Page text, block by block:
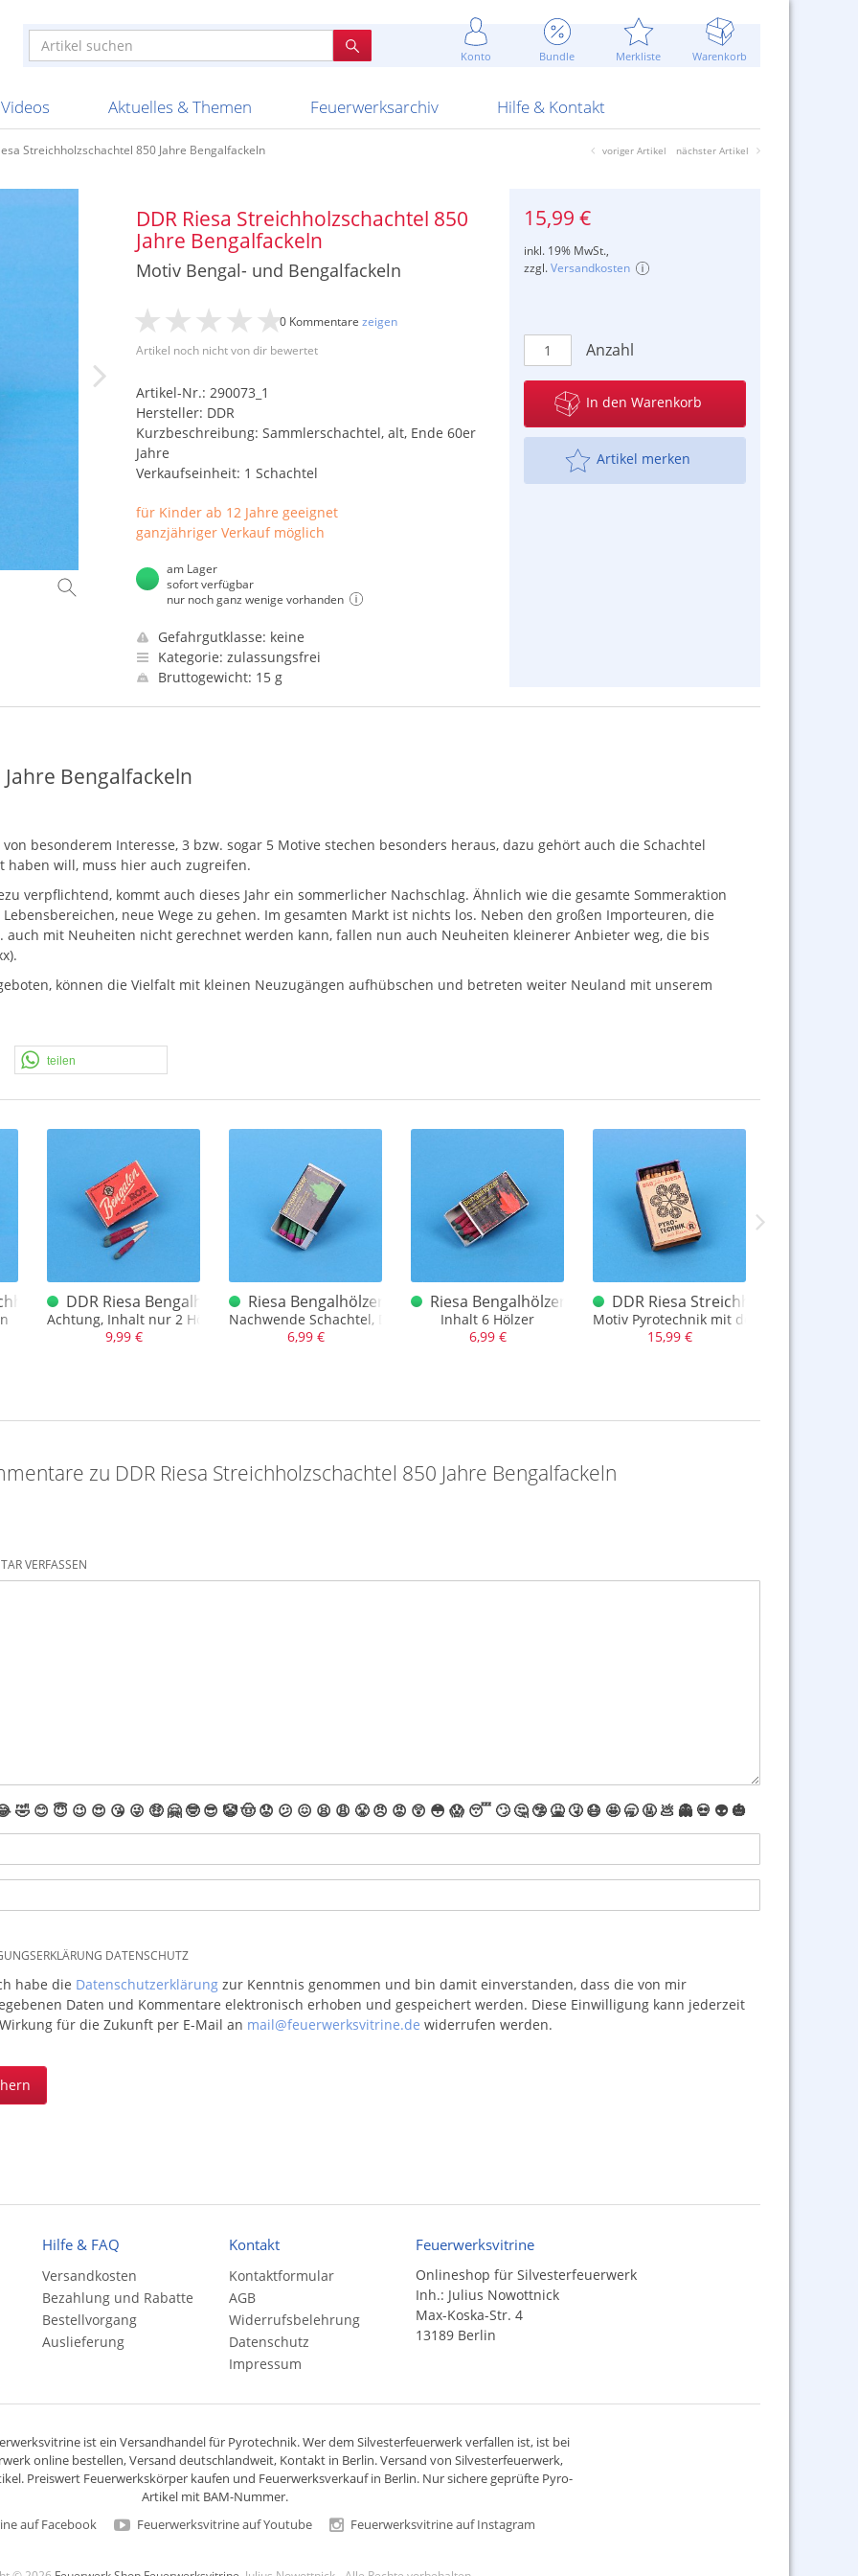
Konto Bundle Merkliste Warenkorb
Schallerzeuger P1
Feuerwerk T1
Schachteln und Attrappen
Streich- und Bengalhölzer
Blitzschnell...
Sommerpreise u.v.m.
Videos
Knallkörper
Batterien
Aktuelles & Themen
Ladenverkauf 2024
20 Jahre Feuerwerksvitrine
Ausnahmegenehmigung
Sammlertreffen
Feuerwerksarchiv
Fireworks Apel Feuerwerk Argento Feuerwerk ARS Pirotecnia
BKV Vuurwerk Bothmer Pyrotechnik
Hilfe & Kontakt
Bestellschluss
Altersnachweis
Versanddienste
Gewerbetreibende
Kontaktformular
AGB
Streichholzschachtel 850 Jahre Bengalfackeln voriger Artikel nächster Artikel
DDR Riesa Streichholzschachtel 850
Jahre Bengalfackeln
Motiv Bengal- und Bengalfackeln
Artikel noch nicht von dir bewertet
0 Kommentare zeigen
Artikel-Nr.: 290073_1
Hersteller: DDR
Kurzbeschreibung: Sammlerschachtel, alt, Ende 60er
Jahre
Verkaufseinheit: 1 Schachtel
für Kinder ab 12 Jahre geeignet
ganzjähriger Verkauf möglich
am Lager
sofort verfügbar
nur noch ganz wenige vorhanden
Gefahrgutklasse: keine
Kategorie: zulassungsfrei
Bruttogewicht: 15 g
15,99 €
inkl. 19% MwSt.,
zzgl.Versandkosten
Anzahl
In den Warenkorb
Artikel merken
Bengalfackeln
besonderem Interesse, 3 bzw. sogar 5 Motive stechen besonders heraus, dazu gehört auch die Schachtel
haben will, muss hier auch zugreifen.
verpflichtend, kommt auch dieses Jahr ein sommerlicher Nachschlag. Ähnlich wie die gesamte Sommeraktion
neue Wege zu gehen. Im gesamten Markt ist nichts los. Neben den großen Importeuren, die
auch mit Neuheiten nicht gerechnet werden kann, fallen nun auch Neuheiten kleinerer Anbieter weg, die bis
können die Vielfalt mit kleinen Neuzugängen aufhübschen und betreten weiter Neuland mit unserem
teilen
Stadtwappen 850 Jahre Wunderkerzen
DDR Riesa Bengalhölzer Bengalen ROT
Achtung, Inhalt nur 2 Hölzer
9,99 €
Riesa Bengalhölzer Grün
Nachwende Schachtel, DDR Produktion, Inhalt 6 Stück
6,99 €
Riesa Bengalhölzer Rot Nachwende
Inhalt 6 Hölzer
6,99 €
DDR Riesa Streichholzschachtel
Motiv Pyrotechnik mit dem berühmten
15,99 €
zu DDR Riesa Streichholzschachtel 850 Jahre Bengalfackeln
VERFASSEN
🤣 😊 😇 😉 😍 😘 😜 🤑 🤗 🤓 😎 🤡🤠 😟 😕 😖 😫 😩 😤 😠 😡 😲 😳 😱 😴 🙄 🤔 🤥 🤮 🤧 😷 🤩 🥱 🤬 💩 👻 💀 👽 🎃
DATENSCHUTZ
habe die Datenschutzerklärungzur Kenntnis genommen und bin damit einverstanden, dass die von mir
Daten und Kommentare elektronisch erhoben und gespeichert werden. Diese Einwilligung kann jederzeit
für die Zukunft per E-Mail an mail@feuerwerksvitrine.de widerrufen werden.
Hilfe & FAQ
Versandkosten
Bezahlung und Rabatte
Bestellvorgang
Auslieferung
Kontakt
Kontaktformular
AGB
Widerrufsbelehrung
Datenschutz
Impressum
Feuerwerksvitrine
Onlineshop für Silvesterfeuerwerk
Inh.: Julius Nowottnick
Max-Koska-Str. 4
13189 Berlin
ist ein Versandhandelfür Pyrotechnik. Wer dem Silvesterfeuerwerk verfallen ist, ist bei
online bestellen,Versand deutschlandweit, Kontakt in Berlin. Versand von Silvesterfeuerwerk,
Preiswert Feuerwerkskörperkaufen und Feuerwerksverkauf in Berlin. Nur sichere geprüfte Pyro-
Artikel mit BAM-Nummer.
auf Facebook
Feuerwerksvitrine auf Youtube Feuerwerksvitrine auf Instagram